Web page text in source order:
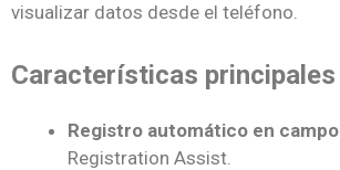
visualizar datos desde el teléfono.
Características principales
Registro automático en campo
Registration Assist.